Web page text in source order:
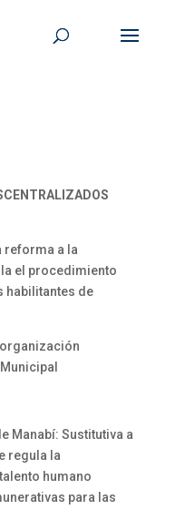
reforma a la
el procedimiento
habilitantes de
organización
Manabí: Sustitutiva a
regula la
humano
para las